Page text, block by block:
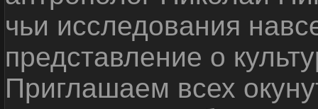
чьи исследования
представление о
Приглашаем всех